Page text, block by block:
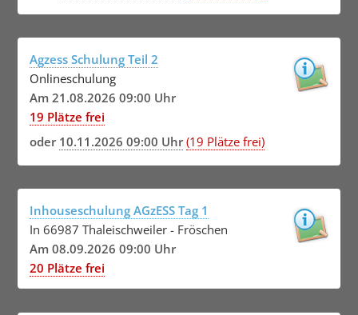
Agzess Schulung Teil 2
Onlineschulung
Am 21.08.2026 09:00 Uhr
19 Plätze frei
oder 10.11.2026 09:00 Uhr (19 Plätze frei)
Inhouseschulung AGzESS Tag 1
In 66987 Thaleischweiler - Fröschen
Am 08.09.2026 09:00 Uhr
20 Plätze frei